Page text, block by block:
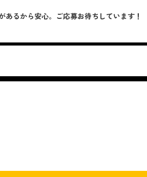
るから安心。ご応募お待ちしています！